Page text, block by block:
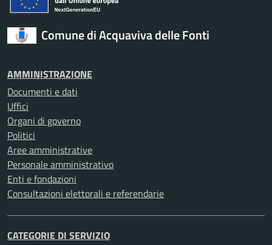
Comune di Acquaviva delle Fonti
AMMINISTRAZIONE
Documenti e dati
Uffici
Organi di governo
Politici
Aree amministrative
Personale amministrativo
Enti e fondazioni
Consultazioni elettorali e referendarie
CATEGORIE DI SERVIZIO